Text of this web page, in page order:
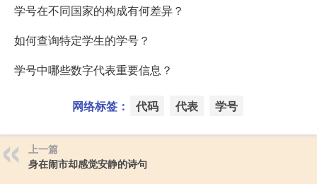
学号在不同国家的构成有何差异？
如何查询特定学生的学号？
学号中哪些数字代表重要信息？
网络标签： 代码 代表 学号
上一篇
身在闹市却感觉安静的诗句